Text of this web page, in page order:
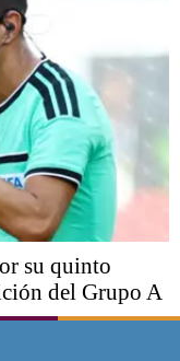
su quinto
del Grupo A